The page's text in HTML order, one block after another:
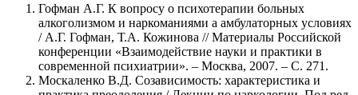
Гофман А.Г. К вопросу о психотерапии больных
алкоголизмом и наркоманиями а амбулаторных условиях
/ А.Г. Гофман, Т.А. Кожинова // Материалы Российской
конференции «Взаимодействие науки и практики в
современной психиатрии». – Москва, 2007. – С. 271.
Москаленко В.Д. Созависимость: характеристика и